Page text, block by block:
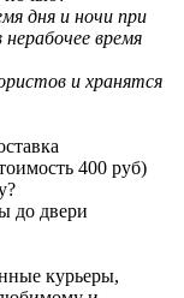
дня и ночи при
нерабочее время
и хранятся
400 руб)
до двери
курьеры,